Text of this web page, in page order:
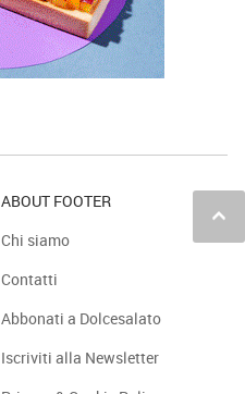
keyboard_arrow_up
ABOUT FOOTER
Chi siamo
Contatti
Abbonati a Dolcesalato
Iscriviti alla Newsletter